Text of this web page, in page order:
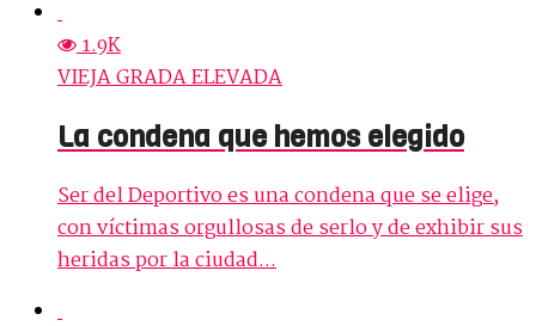
1.9K
VIEJA GRADA ELEVADA
La condena que hemos elegido
Ser del Deportivo es una condena que se elige,
con víctimas orgullosas de serlo y de exhibir sus
heridas por la ciudad...